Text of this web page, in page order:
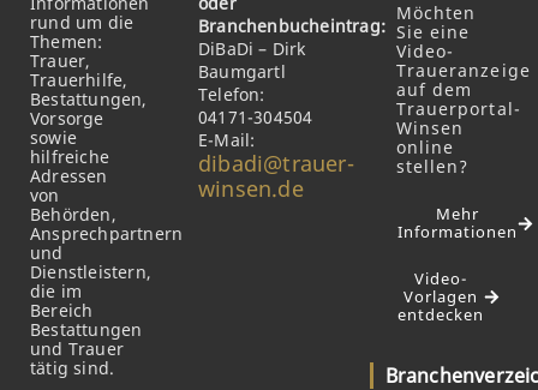
rund um die
Themen:
Trauer,
Trauerhilfe,
Bestattungen,
Vorsorge
sowie
hilfreiche
Adressen
von
Behörden,
Ansprechpartnern
und
Dienstleistern,
die im
Bereich
Bestattungen
und Trauer
tätig sind.
Branchenbucheintrag:
DiBaDi – Dirk
Baumgartl
Telefon:
04171-304504
E-Mail:
dibadi@trauer-
winsen.de
Möchten
Sie eine
Video-
Traueranzeige
auf dem
Trauerportal-
Winsen
online
stellen?
Mehr
Informationen
Video-
Vorlagen
entdecken